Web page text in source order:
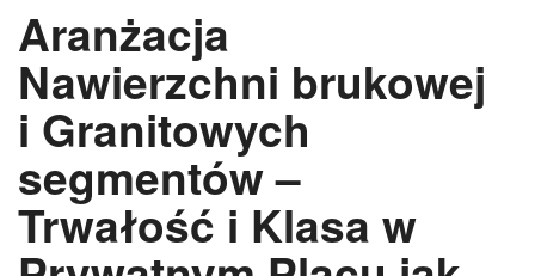
Aranżacja
Nawierzchni brukowej
i Granitowych
segmentów –
Trwałość i Klasa w